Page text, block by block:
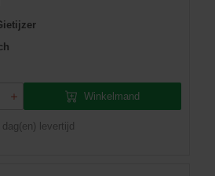
Winkelmand
dag(en) levertijd